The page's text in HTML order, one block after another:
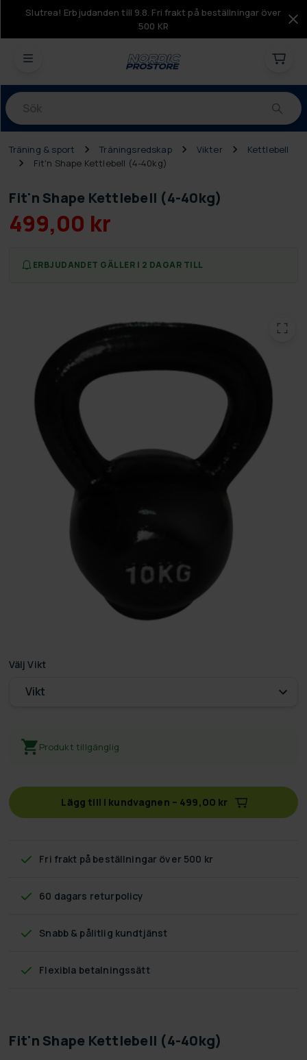
Slutrea! Erbjudanden till 9.8. Fri frakt på beställningar över
500 KR
Produkter
Träning & sport Träningsredskap Vikter
Kettlebell
Fit'n Shape Kettlebell (4-40kg)
Fit'n Shape Kettlebell (4-40kg)
499,00 kr
ERBJUDANDET GÄLLER I 2 DAGAR TILL
Välj Vikt
Vikt
Produkt tillgänglig
Lägg till i kundvagnen – 499,00 kr
Fri frakt på beställningar över 500 kr
60 dagars returpolicy
Snabb & pålitlig kundtjänst
Flexibla betalningssätt
Fit'n Shape Kettlebell (4-40kg)